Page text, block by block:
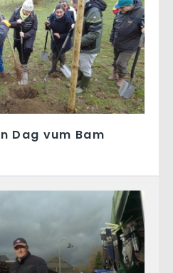
Dag vum Bam